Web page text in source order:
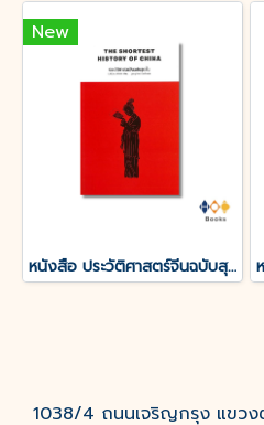
New
หนังสือ ประวัติศาสตร์จีนฉบับสุดสั้น
1038/4 ถนนเจริญกรุง แขว